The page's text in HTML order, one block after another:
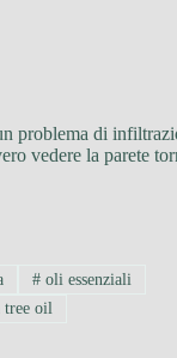
problema di
vedere la parete
#oli essenziali
tree oil